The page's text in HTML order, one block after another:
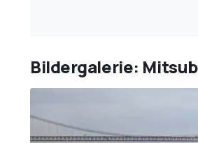
Bildergalerie: